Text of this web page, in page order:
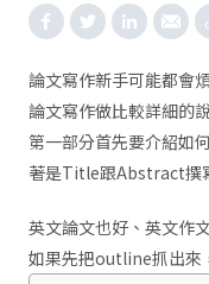
論文寫作新手可能都會
論文寫作做比較詳細的
第一部分首先要介紹如
著是Title跟Abstract撰
英文論文也好、英文作
如果先把outline抓出來